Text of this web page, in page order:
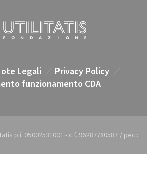
Legali
Privacy Policy
funzionamento CDA
p.i. 05002531001 - c.f. 96287780587 / pec.: